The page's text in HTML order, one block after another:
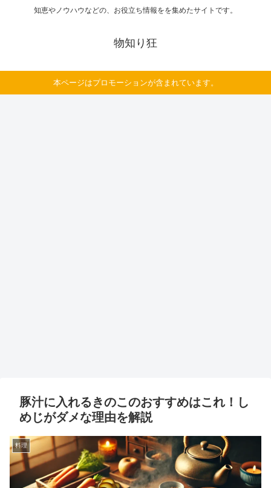
知恵やノウハウなどの、お役立ち情報をを集めたサイトです。
物知り狂
本ページはプロモーションが含まれています。
豚汁に入れるきのこのおすすめはこれ！し
めじがダメな理由を解説
料理